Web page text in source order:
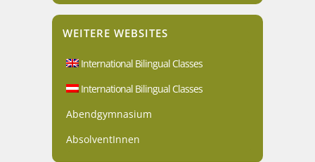
WEITERE WEBSITES
International Bilingual Classes
International Bilingual Classes
Abendgymnasium
AbsolventInnen